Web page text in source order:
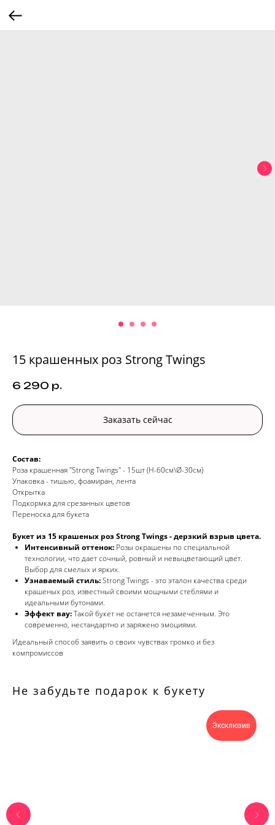
15 крашенных роз Strong Twings
6 290 р.
Заказать сейчас
Состав:
Роза крашенная "Strong Twings" - 15шт (H-60см\Ø-30см)
Упаковка - тишью, фоамиран, лента
Открытка
Подкормка для срезанных цветов
Переноска для букета
Букет из 15 крашеных роз Strong Twings - дерзкий взрыв цвета.
Интенсивный оттенок: Розы окрашены по специальной
технологии, что дает сочный, ровный и невыцветающий цвет.
Выбор для смелых и ярких.
Узнаваемый стиль:Strong Twings - это эталон качества среди
крашеных роз, известный своими мощными стеблями и
идеальными бутонами.
Эффект вау:Такой букет не останется незамеченным. Это
современно, нестандартно и заряжено эмоциями.
Идеальный способ заявить о своих чувствах громко и без
компромиссов
Не забудьте подарок к букету
Эксклюзив